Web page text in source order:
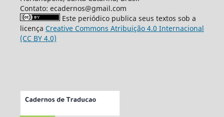
Contato: ecadernos@gmail.com
Este periódico publica seus textos sob a
licença Creative Commons Atribuição 4.0 Internacional
(CC BY 4.0)